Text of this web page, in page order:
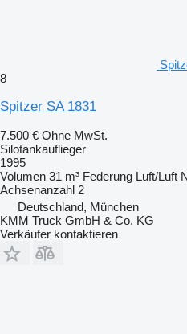
8
Spitzer SA 1831
7.500 € Ohne MwSt.
Silotankauflieger
1995
Volumen 31 m³ Federung Luft/Luft
Achsenanzahl 2
Deutschland, München
KMM Truck GmbH & Co. KG
Verkäufer kontaktieren